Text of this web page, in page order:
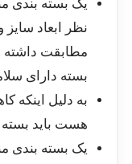
یک بسته بندی
نظر ابعاد سایز
مطابقت داشته
بسته دارای
به دلیل
هست باید
یک بسته بندی